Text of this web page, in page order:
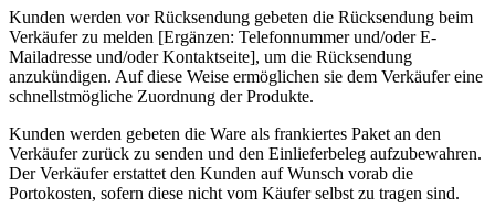
Kunden werden vor Rücksendung gebeten die Rücksendung beim
Verkäufer zu melden [Ergänzen: Telefonnummer und/oder E-
Mailadresse und/oder Kontaktseite], um die Rücksendung
anzukündigen. Auf diese Weise ermöglichen sie dem Verkäufer eine
schnellstmögliche Zuordnung der Produkte.
Kunden werden gebeten die Ware als frankiertes Paket an den
Verkäufer zurück zu senden und den Einlieferbeleg aufzubewahren.
Der Verkäufer erstattet den Kunden auf Wunsch vorab die
Portokosten, sofern diese nicht vom Käufer selbst zu tragen sind.